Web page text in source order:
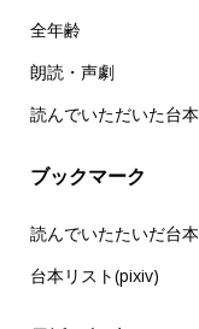
全年齢
朗読・声劇
読んでいただいた台本
ブックマーク
読んでいたたいだ台本
台本リスト(pixiv)